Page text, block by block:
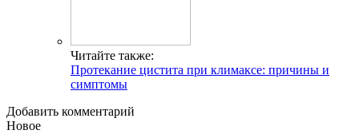
Читайте также:
Протекание цистита при климаксе: причины и
симптомы
Добавить комментарий
Новое